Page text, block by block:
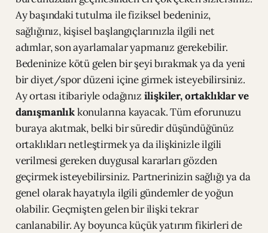
Ay başındaki tutulma ile fiziksel bedeniniz,
sağlığınız, kişisel başlangıçlarınızla ilgili net
adımlar, son ayarlamalar yapmanız gerekebilir.
Bedeninize kötü gelen bir şeyi bırakmak ya da yeni
bir diyet/spor düzeni içine girmek isteyebilirsiniz.
Ay ortası itibariyle odağınız ilişkiler, ortaklıklar ve
danışmanlıkkonularına kayacak. Tüm eforunuzu
buraya akıtmak, belki bir süredir düşündüğünüz
ortaklıkları netleştirmek ya da ilişkinizle ilgili
verilmesi gereken duygusal kararları gözden
geçirmek isteyebilirsiniz. Partnerinizin sağlığı ya da
genel olarak hayatıyla ilgili gündemler de yoğun
olabilir. Geçmişten gelen bir ilişki tekrar
canlanabilir. Ay boyunca küçük yatırım fikirleri de